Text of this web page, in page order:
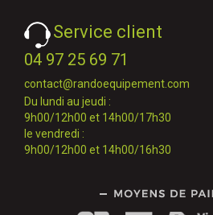
Service client
04 97 25 69 71
contact@randoequipement.com
Du lundi au jeudi :
9h00/12h00 et 14h00/17h30
le vendredi :
9h00/12h00 et 14h00/16h30